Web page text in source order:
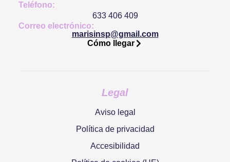
Teléfono:
633 406 409
Correo electrónico:
marisinsp@gmail.com
Cómo llegar
Legal
Aviso legal
Política de privacidad
Accesibilidad